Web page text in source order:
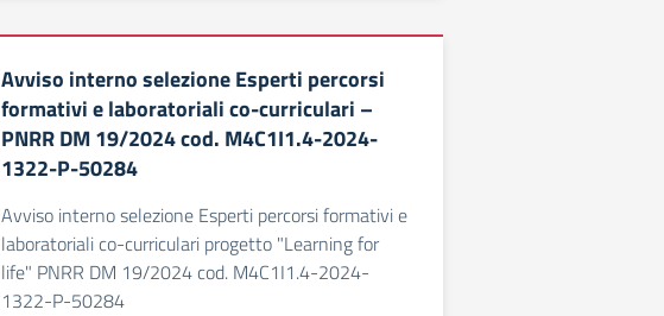
Avviso interno selezione Esperti percorsi
formativi e laboratoriali co-curriculari –
PNRR DM 19/2024 cod. M4C1I1.4-2024-
1322-P-50284
Avviso interno selezione Esperti percorsi formativi e
laboratoriali co-curriculari progetto "Learning for
life" PNRR DM 19/2024 cod. M4C1I1.4-2024-
1322-P-50284